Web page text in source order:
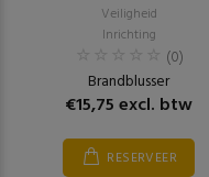
Veiligheid
Inrichting
(0)
Brandblusser
€15,75 excl. btw
RESERVEER